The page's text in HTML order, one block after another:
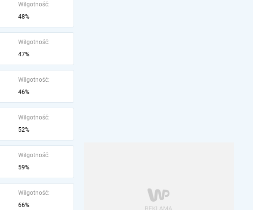
Wilgotność:
48%
Wilgotność:
47%
Wilgotność:
46%
Wilgotność:
52%
Wilgotność:
59%
Wilgotność:
66%